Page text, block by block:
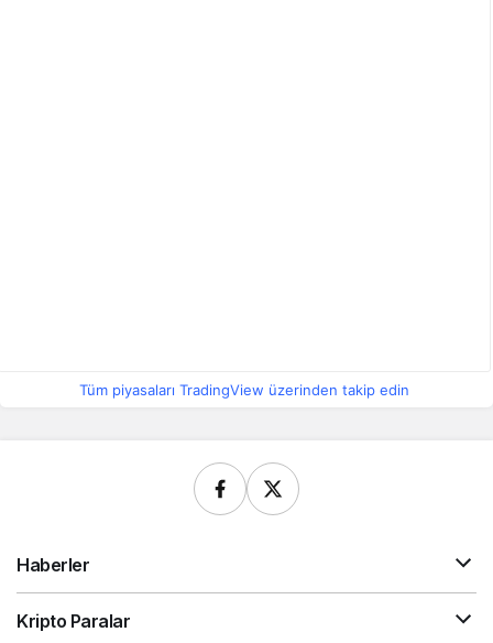
Tüm piyasaları TradingView üzerinden takip edin
Haberler
Kripto Paralar